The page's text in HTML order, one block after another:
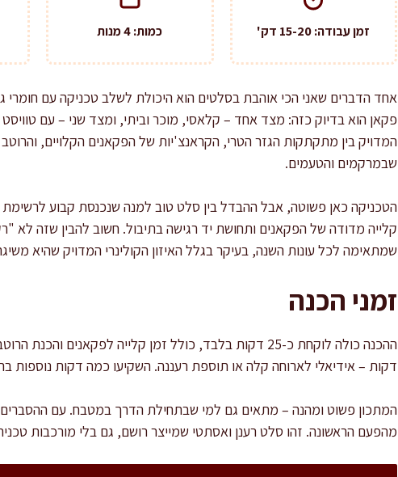
זמן עבודה: 15-20 דק' כמות: 4 מנות
אחד הדברים שאני הכי אוהבת בסלטים הוא היכולת לשלב טכניקה עם
פקאן הוא בדיוק כזה: מצד אחד – קלאסי, מוכר וביתי, ומצד שני – עם
המדויק בין מתקתקות הגזר הטרי, הקראנצ'יות של הפקאנים הקלויים,
שבמרקמים והטעמים.
הטכניקה כאן פשוטה, אבל ההבדל בין סלט טוב למנה שנכנסת קבוע לרשימת
קלייה מדודה של הפקאנים ותחושת יד רגישה בתיבול. חשוב להבין שזה
שמתאימה לכל עונות השנה, בעיקר בגלל האיזון הקולינרי המדויק שהיא
זמני הכנה
דקות – אידיאלי לארוחה קלה או תוספת רעננה. השקיעו כמה דקות
המתכון פשוט ומהנה – מתאים גם למי שבתחילת הדרך במטבח. עם
מהפעם הראשונה. זהו סלט רענן ואסתטי שמייצר רושם, גם בלי מורכבות